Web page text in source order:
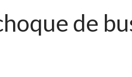
de